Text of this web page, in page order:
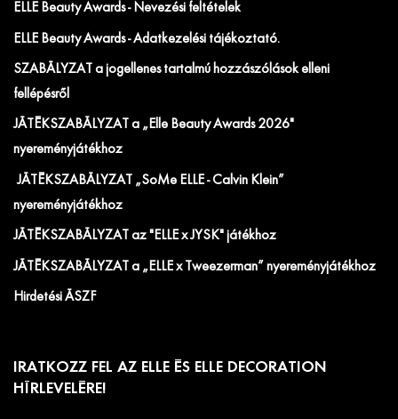
ELLE Beauty Awards - Nevezési feltételek
ELLE Beauty Awards - Adatkezelési tájékoztató.
SZABÁLYZAT a jogellenes tartalmú hozzászólások elleni
fellépésről
JÁTÉKSZABÁLYZAT a „Elle Beauty Awards 2026"
nyereményjátékhoz
JÁTÉKSZABÁLYZAT „SoMe ELLE - Calvin Klein”
nyereményjátékhoz
JÁTÉKSZABÁLYZAT az "ELLE x JYSK" játékhoz
JÁTÉKSZABÁLYZAT a „ELLE x Tweezerman” nyereményjátékhoz
Hirdetési ÁSZF
IRATKOZZ FEL AZ ELLE ÉS ELLE DECORATION
HÍRLEVELÉRE!